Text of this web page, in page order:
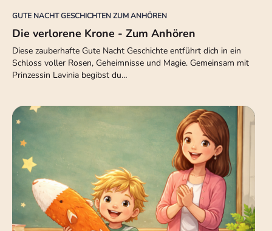
GUTE NACHT GESCHICHTEN ZUM ANHÖREN
Die verlorene Krone - Zum Anhören
Diese zauberhafte Gute Nacht Geschichte entführt dich in ein
Schloss voller Rosen, Geheimnisse und Magie. Gemeinsam mit
Prinzessin Lavinia begibst du…